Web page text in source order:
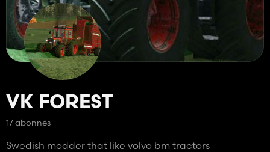
VK FOREST
17 abonnés
Swedish modder that like volvo bm tractors